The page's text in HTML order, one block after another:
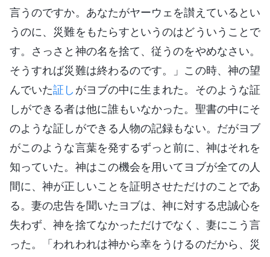
言うのですか。あなたがヤーウェを讃えているとい
うのに、災難をもたらすというのはどういうことで
す。さっさと神の名を捨て、従うのをやめなさい。
そうすれば災難は終わるのです。」この時、神の望
んでいた証し がヨブの中に生まれた。そのような証
しができる者は他に誰もいなかった。聖書の中にそ
のような証しができる人物の記録もない。だがヨブ
がこのような言葉を発するずっと前に、神はそれを
知っていた。神はこの機会を用いてヨブが全ての人
間に、神が正しいことを証明させただけのことであ
る。妻の忠告を聞いたヨブは、神に対する忠誠心を
失わず、神を捨てなかっただけでなく、妻にこう言
った。「われわれは神から幸をうけるのだから、災